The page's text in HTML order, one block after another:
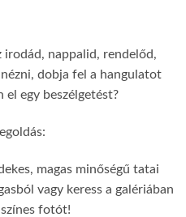
irodád, nappalid, rendelőd,
dobja fel a hangulatot
egy beszélgetést?
magas minőségű tatai
vagy keress a galériában
fotót!